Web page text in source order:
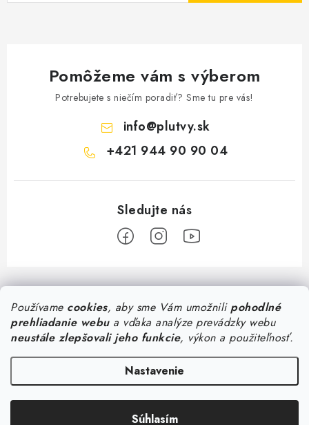
Používame cookies, aby sme Vám umožnilipohodlné
prehliadanie webua vďaka analýze prevádzky webu
neustále zlepšovali jeho funkcie, výkon a použiteľnosť.
Nastavenie
Súhlasím
Pomôžeme vám s výberom
Potrebujete s niečím poradiť? Sme tu pre vás!
info@plutvy.sk
+421 944 90 90 04
Z
á
Predajňa Plutvy.sk
Pon - Pia 8:30 - 17:00
Šustekova 45, Bratislava
0944 90 90 04
Všetko o nákupe
Konzultácia so špecialistom
Ako vybrať plavecké okuliare
Dioptrické plavecké a potápačské okuliare
Plutvy.sk . Všetky práva vyhradené.